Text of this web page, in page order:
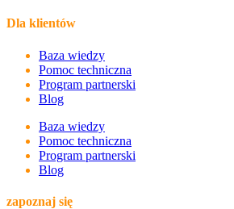
Dla klientów
Baza wiedzy
Pomoc techniczna
Program partnerski
Blog
Baza wiedzy
Pomoc techniczna
Program partnerski
Blog
zapoznaj się